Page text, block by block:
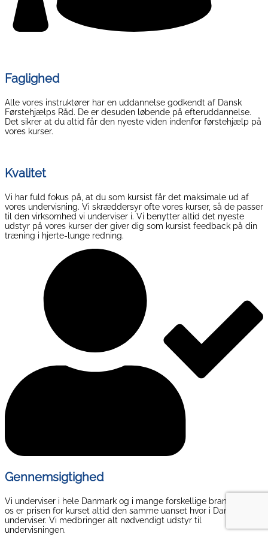
Faglighed
Alle vores instruktører har en uddannelse godkendt af Dansk
Førstehjælps Råd. De er desuden løbende på efteruddannelse.
Det sikrer at du altid får den nyeste viden indenfor førstehjælp på
vores kurser.
Kvalitet
Vi har fuld fokus på, at du som kursist får det maksimale ud af
vores undervisning. Vi skræddersyr ofte vores kurser, så de passer
til den virksomhed vi underviser i. Vi benytter altid det nyeste
udstyr på vores kurser der giver dig som kursist feedback på din
træning i hjerte-lunge redning.
Gennemsigtighed
Vi underviser i hele Danmark og i mange forskellige brancher. Hos
os er prisen for kurset altid den samme uanset hvor i Danmark vi
underviser. Vi medbringer alt nødvendigt udstyr til
undervisningen.